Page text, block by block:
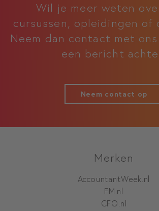
Wil je meer weten
cursussen, opleidingen of
Neem dan contact met
een bericht
Neem contact op
Merken
AccountantWeek.nl
FM.nl
CFO.nl